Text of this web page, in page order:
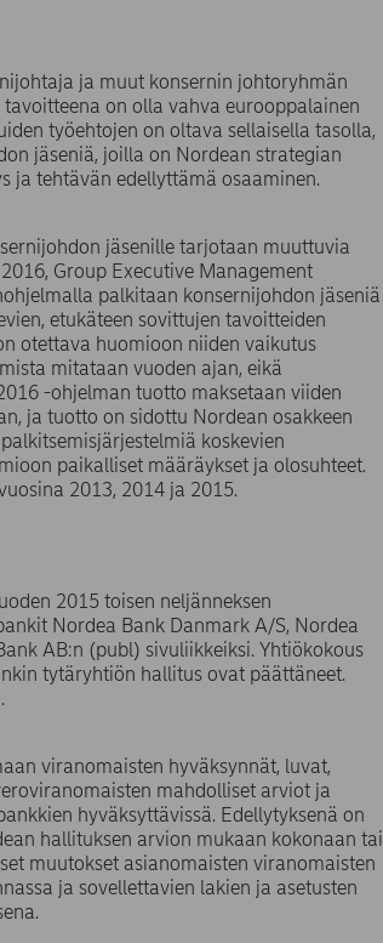
ja muut konsernin johtoryhmän
on olla vahva eurooppalainen
työehtojen on oltava sellaisella tasolla,
jäseniä, joilla on Nordean strategian
ja tehtävän edellyttämä osaaminen.
jäsenille tarjotaan muuttuvia
Group Executive Management
palkitaan konsernijohdon jäseniä
etukäteen sovittujen tavoitteiden
otettava huomioon niiden vaikutus
mitataan vuoden ajan, eikä
-ohjelman tuotto maksetaan viiden
ja tuotto on sidottu Nordean osakkeen
koskevien
paikalliset määräykset ja olosuhteet.
2013, 2014 ja 2015.
2015 toisen neljänneksen
Nordea Bank Danmark A/S, Nordea
AB:n (publ) sivuliikkeiksi. Yhtiökokous
tytäryhtiön hallitus ovat päättäneet.
viranomaisten hyväksynnät, luvat,
mahdolliset arviot ja
hyväksyttävissä. Edellytyksenä on
hallituksen arvion mukaan kokonaan tai
muutokset asianomaisten viranomaisten
ja sovellettavien lakien ja asetusten